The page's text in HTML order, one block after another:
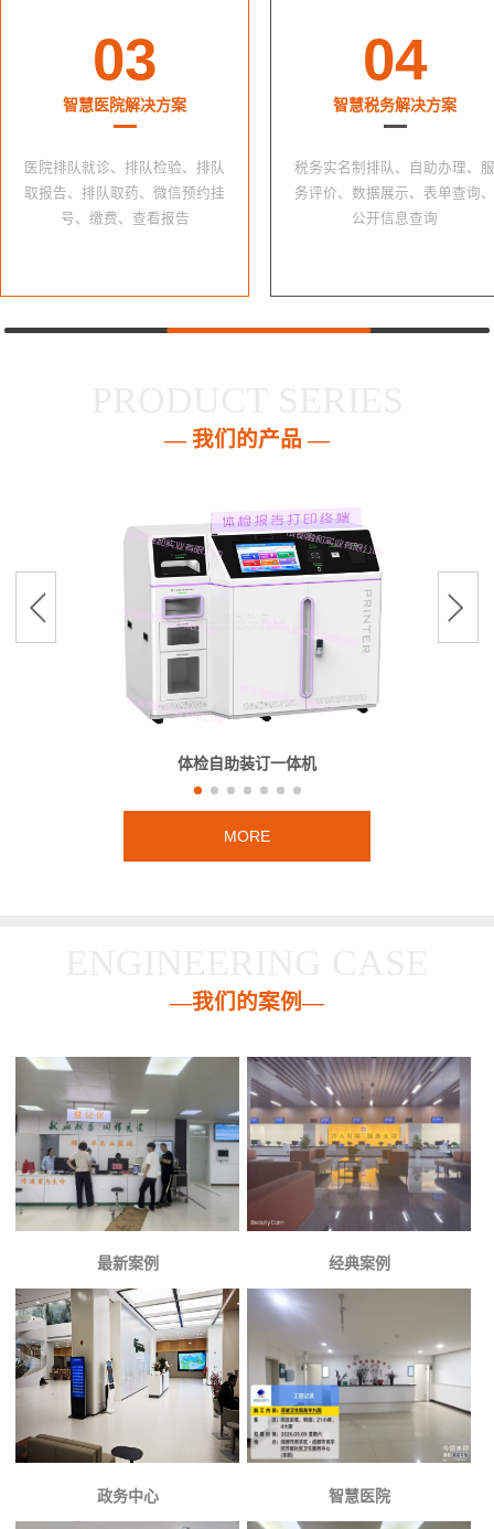
03
智慧医院解决方案
医院排队就诊、排队检验、排队
取报告、排队取药、微信预约挂
号、缴费、查看报告
04
智慧税务解决方案
税务实名制排队、自助办理、服
务评价、数据展示、表单查询、
公开信息查询
— 我们的产品 —
体检自助装订一体机
MORE
—我们的案例—
最新案例 经典案例
政务中心 智慧医院